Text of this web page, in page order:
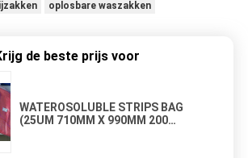
oplosbare waszakken
de beste prijs voor
WATEROSOLUBLE STRIPS BAG
(25UM 710MM X 990MM 200